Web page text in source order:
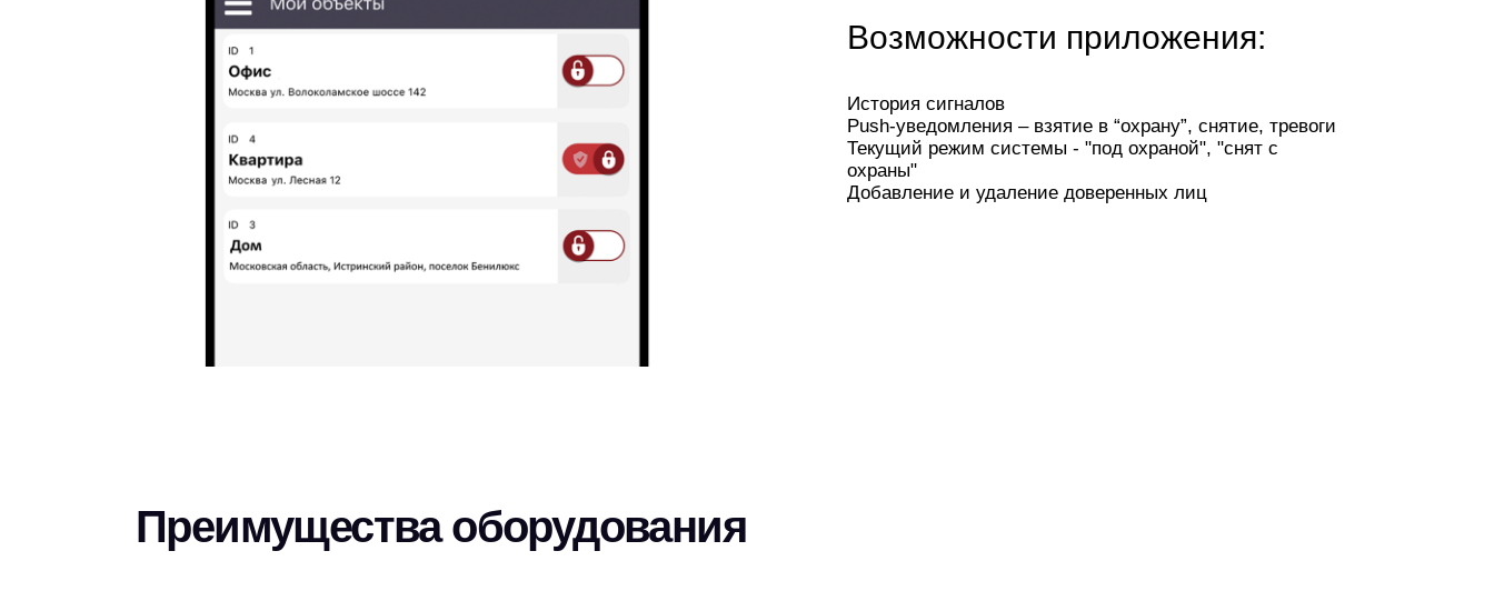
Возможности приложения:
История сигналов
Push-уведомления – взятие в “охрану”, снятие, тревоги
Текущий режим системы - "под охраной", "снят с
охраны"
Добавление и удаление доверенных лиц
Преимущества оборудования